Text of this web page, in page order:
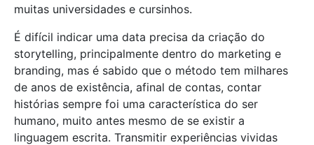
muitas universidades e cursinhos.
É difícil indicar uma data precisa da criação do
storytelling, principalmente dentro do marketing e
branding, mas é sabido que o método tem milhares
de anos de existência, afinal de contas, contar
histórias sempre foi uma característica do ser
humano, muito antes mesmo de se existir a
linguagem escrita. Transmitir experiências vividas